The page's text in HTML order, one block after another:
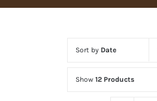
Sort by Date
Show 12 Products